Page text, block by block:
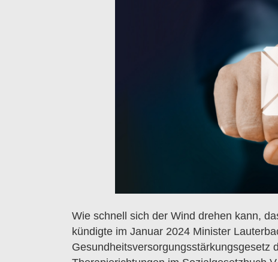
Wie schnell sich der Wind drehen kann,
kündigte im Januar 2024 Minister
Gesundheitsversorgungsstärkungsgesetz